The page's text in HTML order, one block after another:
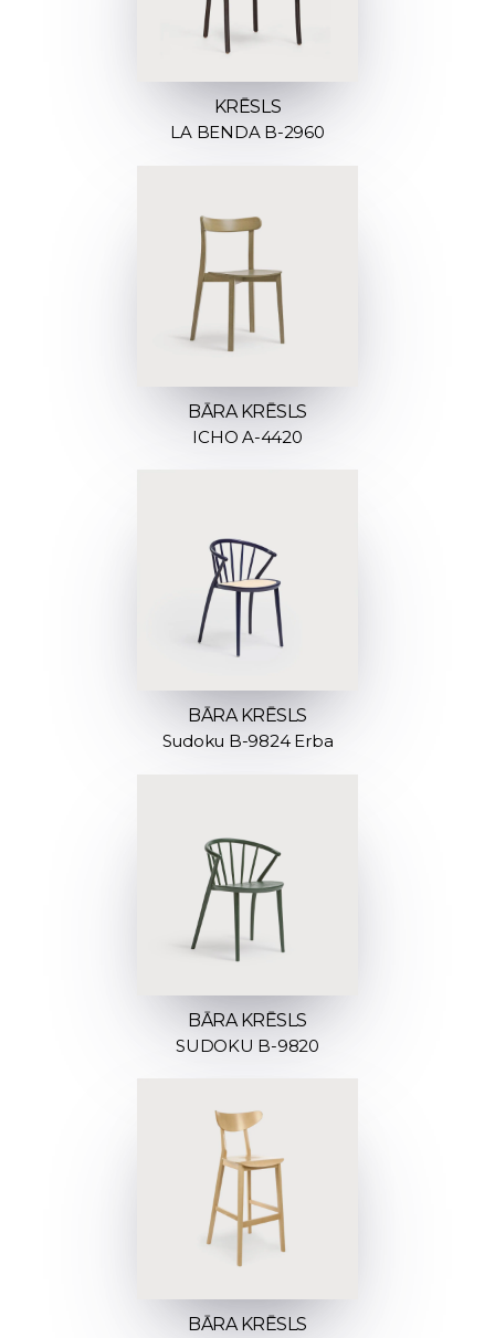
KRĒSLS
LA BENDA B-2960
BĀRA KRĒSLS
ICHO A-4420
BĀRA KRĒSLS
Sudoku B-9824 Erba
BĀRA KRĒSLS
SUDOKU B-9820
BĀRA KRĒSLS